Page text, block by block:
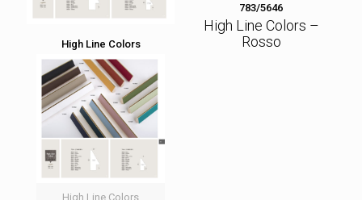
High Line Colors
High Line Colors
783/5646
High Line Colors –
Rosso